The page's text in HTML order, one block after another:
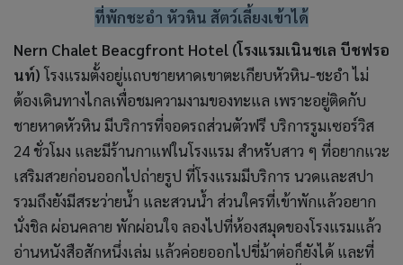
ที่พักชะอำ หัวหิน สัตว์เลี้ยงเข้าได้
Nern Chalet Beacgfront Hotel (โรงแรมเนินชเล บีชฟรอ
นท์)โรงแรมตั้งอยู่แถบชายหาดเขาตะเกียบหัวหิน-ชะอำ ไม่
ต้องเดินทางไกลเพื่อชมความงามของทะแล เพราะอยู่ติดกับ
ชายหาดหัวหิน มีบริการที่จอดรถส่วนตัวฟรี บริการรูมเซอร์วิส
24 ชั่วโมง และมีร้านกาแฟในโรงแรม สำหรับสาว ๆ ที่อยากแวะ
เสริมสวยก่อนออกไปถ่ายรูป ที่โรงแรมมีบริการ นวดและสปา
รวมถึงยังมีสระว่ายน้ำ และสวนน้ำ ส่วนใครที่เข้าพักแล้วอยาก
นั่งชิล ผ่อนคลาย พักผ่อนใจ ลองไปที่ห้องสมุดของโรงแรมแล้ว
อ่านหนังสือสักหนึ่งเล่ม แล้วค่อยออกไปขี่ม้าต่อก็ยังได้ และที่